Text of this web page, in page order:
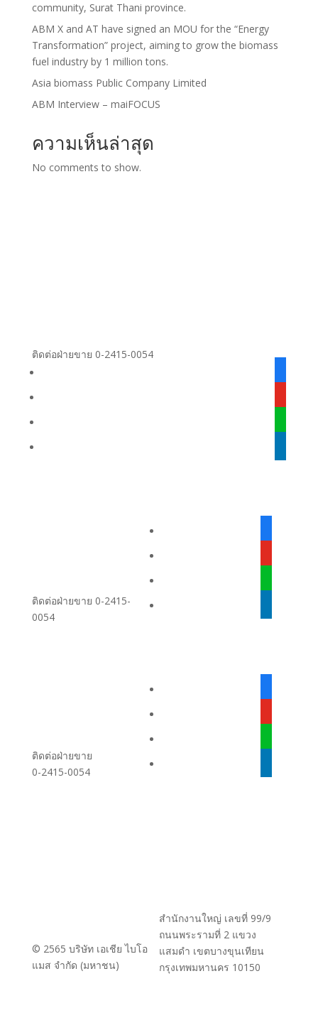
community, Surat Thani province.
ABM X and AT have signed an MOU for the “Energy
Transformation” project, aiming to grow the biomass
fuel industry by 1 million tons.
Asia biomass Public Company Limited
ABM Interview – maiFOCUS
ความเห็นล่าสุด
No comments to show.
ติดต่อฝ่ายขาย 0-2415-0054
ติดต่อฝ่ายขาย 0-2415-
0054
ติดต่อฝ่ายขาย
0-2415-0054
© 2565 บริษัท เอเชีย ไบโอ
แมส จำกัด (มหาชน)
สำนักงานใหญ่ เลขที่ 99/9
ถนนพระรามที่ 2 แขวง
แสมดำ เขตบางขุนเทียน
กรุงเทพมหานคร 10150